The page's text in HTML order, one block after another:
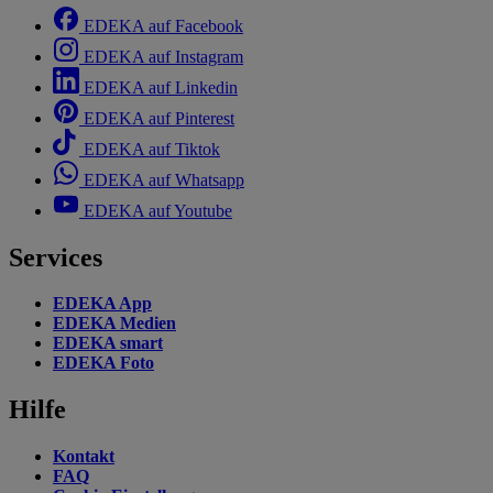
EDEKA auf Facebook
EDEKA auf Instagram
EDEKA auf Linkedin
EDEKA auf Pinterest
EDEKA auf Tiktok
EDEKA auf Whatsapp
EDEKA auf Youtube
Services
EDEKA App
EDEKA Medien
EDEKA smart
EDEKA Foto
Hilfe
Kontakt
FAQ